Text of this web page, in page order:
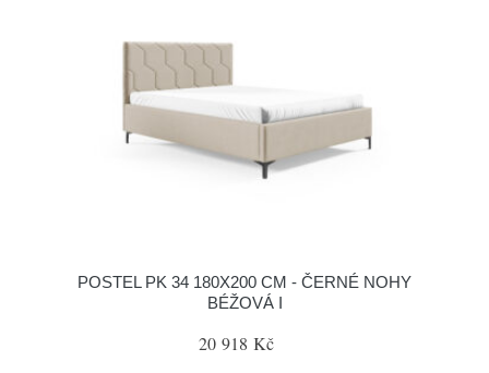
POSTEL PK 34 180X200 CM - ČERNÉ NOHY
BÉŽOVÁ I
20 918 Kč